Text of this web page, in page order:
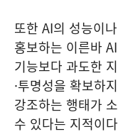
또한 AI의 성능이
홍보하는 이른바
기능보다 과도한
·투명성을 확보하
강조하는 행태가
수 있다는 지적이